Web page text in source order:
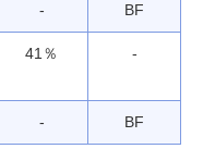
- BF
41％ -
- BF